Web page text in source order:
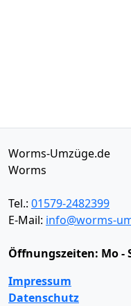
Worms-Umzüge.de
Worms
Tel.: 01579-2482399
E-Mail: info@worms-
Öffnungszeiten: Mo -
Impressum
Datenschutz